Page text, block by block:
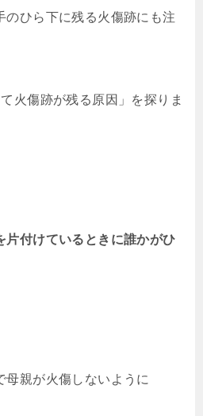
のひら下に残る火傷跡にも注
火傷跡が残る原因」を探りま
片付けているときに誰かがひ
母親が火傷しないように